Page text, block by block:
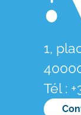
1,
Tél :